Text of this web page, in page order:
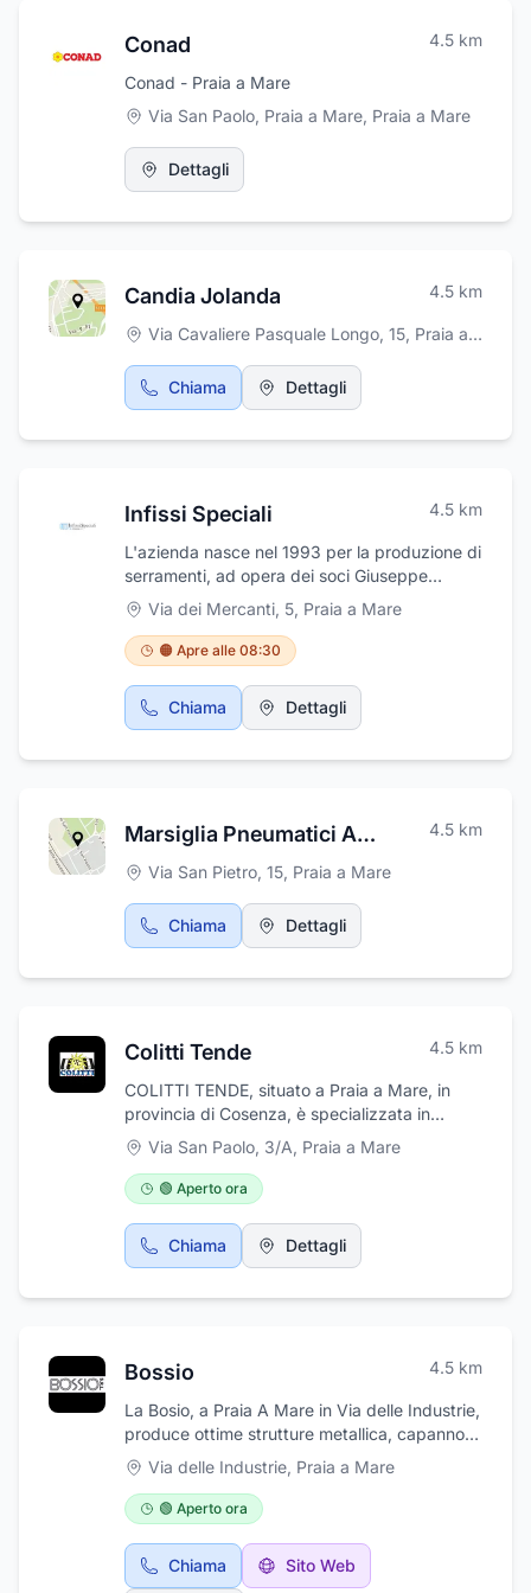
prenotazioni di visite tramite CUP. Tra i servizi
possibile effettuare autoanalisi, test per
intolleranze alimentari e Holter pressorio,
neonati ed aerosol.
Conad 4.5 km
Conad - Praia a Mare
Via San Paolo, Praia a Mare, Praia a Mare
Dettagli
Candia Jolanda 4.5 km
Via Cavaliere Pasquale Longo, 15, Praia a Mare
Chiama Dettagli
Infissi Speciali 4.5 km
L'azienda nasce nel 1993 per la produzione di
serramenti, ad opera dei soci Giuseppe
Cirimele, Mario Giffuni e Mario Cirimele. Sin
dai primi anni di attività si è subito distinta per
la perfezione dei prodotti, per i materiali e le
tecniche altamente innovativi, per la serietà,
la precisione nella lavorazione e per la
puntualità nella consegna. In questo sito puoi
aperto, taglio termico, alluminio-legno, vetrate
Via dei Mercanti, 5, Praia a Mare
🟠 Apre alle 08:30
Chiama Dettagli
Marsiglia Pneumatici Autoriparazioni Societa' a Responsabilita' L Imitata Semplif 4.5 km
Via San Pietro, 15, Praia a Mare
Chiama Dettagli
Colitti Tende 4.5 km
COLITTI TENDE, situato a Praia a Mare, in
provincia di Cosenza, è specializzata in
arredamento per interno ed esterno,
tappezzerie per auto, moto e imbarcazioni.
Inoltre, si occupa di produzione e installazione
tende da sole, zanzariere, veneziane. Grazie
alla lunga esperienza maturata nel settore
della tappezzeria e dei tendaggi, all'impiego
altamente qualificato, COLITTI TENDE
vasta selezione di cornici per quadri,
Via San Paolo, 3/A, Praia a Mare
🟢 Aperto ora
Chiama Dettagli
Bossio 4.5 km
La Bosio, a Praia A Mare in Via delle Industrie,
produce ottime strutture metallica, capannoni
ed allestimenti industriali di straordinario
interesse. La ditta Bossio realizza e produce
strutture metalliche portanti, capannoni
industriali, box prefabbricati, allestimenti
metallici e soppalchi per negozi, scale
d'arredamento per interni e scale per
Via delle Industrie, Praia a Mare
🟢 Aperto ora
Chiama Sito Web